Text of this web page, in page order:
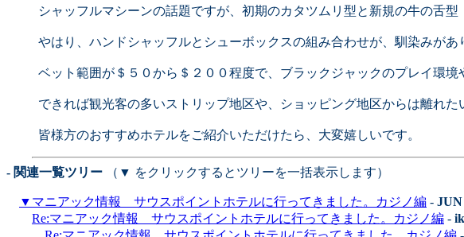
シャッフルマシーンの話題ですが、初期のカタツムリ型と新規の牛の舌
やはり、ハンドシャッフルとシューボックスの組み合わせが、馴染みがあ
ベット範囲が＄５０から＄２００程度で、ブラックジャックのプレイ環境
できれば観光客の多いストリップ地区や、ショッピング地区からは離れた
皆様方のおすすめホテルをご紹介いただけたら、大変嬉しいです。
- 関連一覧ツリー （▼ をクリックするとツリーを一括表示します）
▼ マニアック情報 サウスポイントホテルに行ってきました。カジノ編 - JUN
Re:マニアック情報 サウスポイントホテルに行ってきました。カジノ編 -